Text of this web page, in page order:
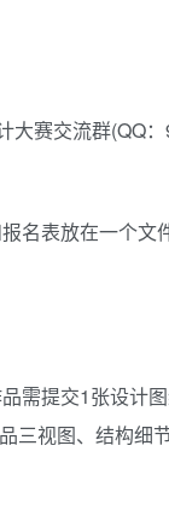
大赛交流群
名表放在一个文
需提交1张设计
三视图、结构